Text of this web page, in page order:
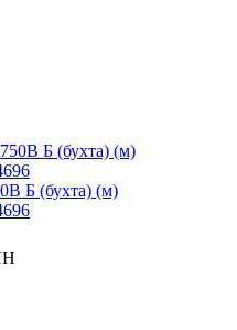
Б (бухта) (м)